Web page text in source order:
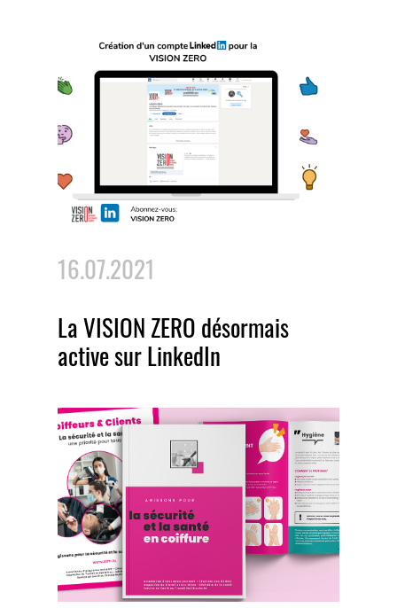
16.07.2021
La VISION ZERO désormais
active sur LinkedIn